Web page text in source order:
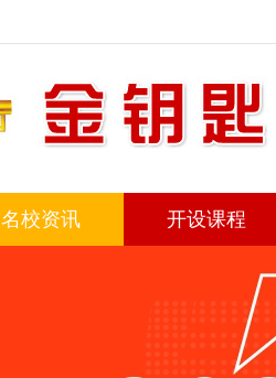
名校资讯 开设课程